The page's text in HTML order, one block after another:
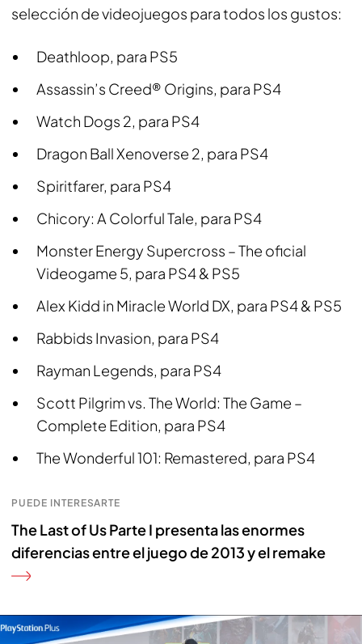
selección de videojuegos para todos los gustos:
Deathloop, para PS5
Assassin’s Creed® Origins, para PS4
Watch Dogs 2, para PS4
Dragon Ball Xenoverse 2, para PS4
Spiritfarer, para PS4
Chicory: A Colorful Tale, para PS4
Monster Energy Supercross – The oficial
Videogame 5, para PS4 & PS5
Alex Kidd in Miracle World DX, para PS4 & PS5
Rabbids Invasion, para PS4
Rayman Legends, para PS4
Scott Pilgrim vs. The World: The Game –
Complete Edition, para PS4
The Wonderful 101: Remastered, para PS4
PUEDE INTERESARTE
The Last of Us Parte I presenta las enormes
diferencias entre el juego de 2013 y el remake